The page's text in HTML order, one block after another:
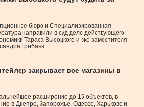
бюро и Специализированная
направили в суд дело действующего
Тараса Высоцкого и экс-заместителя
Грибана
закрывает все магазины в
расширение до 15 объектов, в
в Днепре, Запорожье, Одессе, Харькове и